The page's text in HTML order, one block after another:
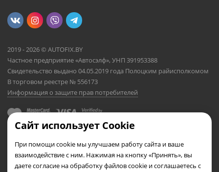
2019 - 2026 © AUTOFIX.BY
Частное предприятие «Автосэлф», УНП 391953388
Свидетельство выдано 04.05.2019 года Полоцким райисполкомом
В торговом реестре № 556173
Информация о защите прав потребителей
Сайт использует Cookie
При помощи cookie мы улучшаем работу сайта и ваше
взаимодействие с ним. Нажимая на кнопку «Принять», вы
даете согласие на обработку файлов cookie и соглашаетесь с